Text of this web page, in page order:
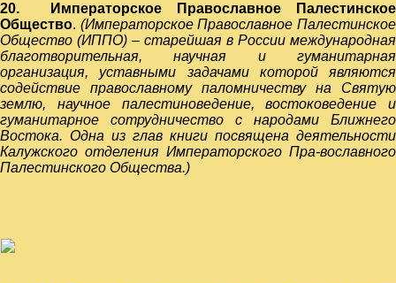
20.
Императорское Православное Палестинское
Общество. (Императорское Православное Палестинское
Общество (ИППО) – старейшая в России международная
благотворительная, научная и гуманитарная
организация, уставными задачами которой являются
содействие православному паломничеству на Святую
землю, научное палестиноведение, востоковедение и
гуманитарное сотрудничество с народами Ближнего
Востока. Одна из глав книги посвящена деятельности
Калужского отделения Императорского Пра-вославного
Палестинского Общества.)